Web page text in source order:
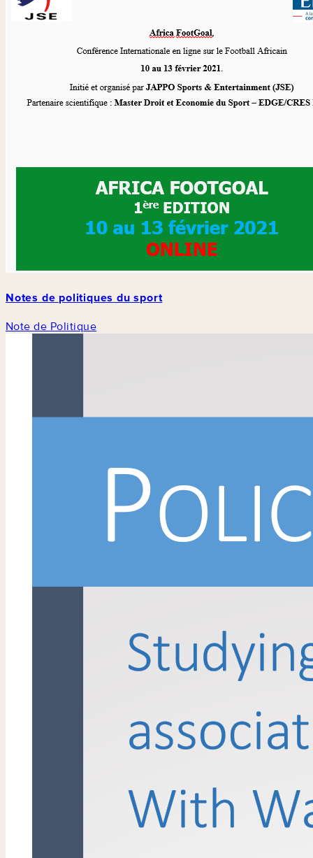
Notes de politiques du sport
Note de Politique